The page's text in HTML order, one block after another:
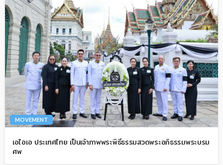
MOVEMENT
เอไอเอ ประเทศไทย เป็นเจ้าภาพพระพิธีธรรมสวดพระอภิธรรมพระบรม
ศพ